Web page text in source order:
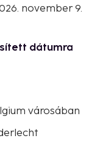
november 9.
dátumra
városában